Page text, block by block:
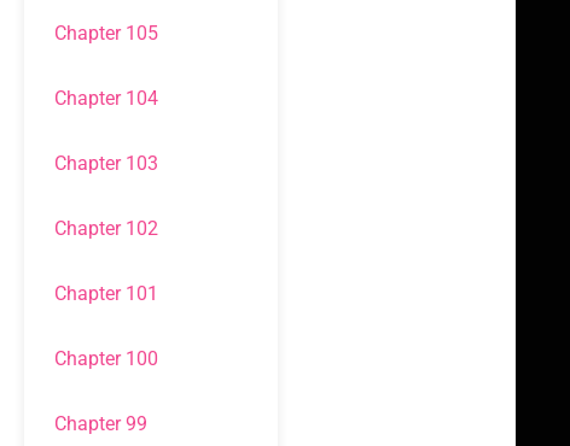
Chapter 105
Chapter 104
Chapter 103
Chapter 102
Chapter 101
Chapter 100
Chapter 99